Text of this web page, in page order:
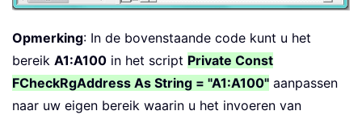
Opmerking: In de bovenstaande code kunt u het
bereik A1:A100 in het script Private Const
FCheckRgAddress As String = "A1:A100" aanpassen
naar uw eigen bereik waarin u het invoeren van